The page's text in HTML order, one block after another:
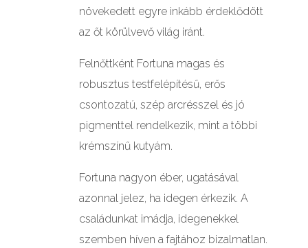
növekedett egyre inkább érdeklődött
az őt körülvevő világ iránt.
Felnőttként Fortuna magas és
robusztus testfelépítésű, erős
csontozatú, szép arcrésszel és jó
pigmenttel rendelkezik, mint a többi
krémszínű kutyám.
Fortuna nagyon éber, ugatásával
azonnal jelez, ha idegen érkezik. A
családunkat imádja, idegenekkel
szemben híven a fajtához bizalmatlan.